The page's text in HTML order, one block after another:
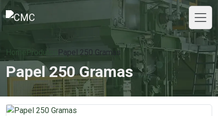
Home Produtos Papel 250 Gramas
Papel 250 Gramas